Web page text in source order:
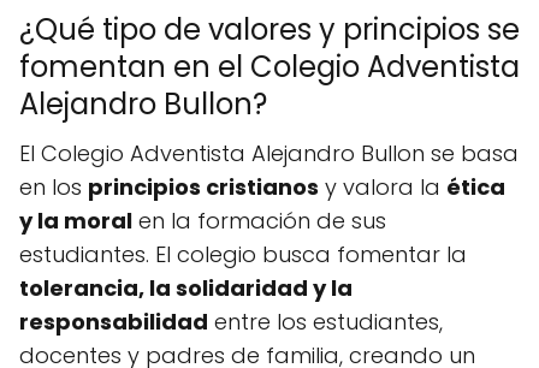
¿Qué tipo de valores y principios se
fomentan en el Colegio Adventista
Alejandro Bullon?
El Colegio Adventista Alejandro Bullon se basa
en los principios cristianos y valora la ética
y la moral en la formación de sus
estudiantes. El colegio busca fomentar la
tolerancia, la solidaridad y la
responsabilidad entre los estudiantes,
docentes y padres de familia, creando un